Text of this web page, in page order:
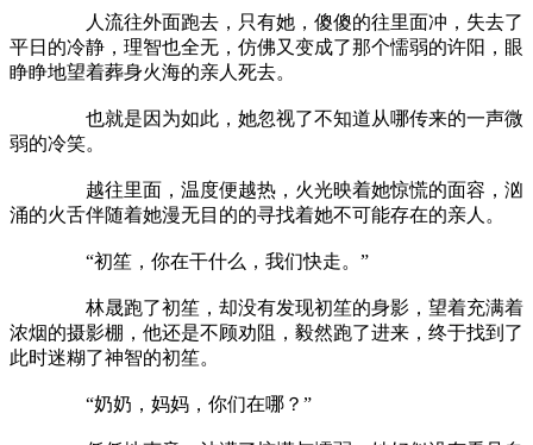
人流往外面跑去，只有她，傻傻的往里面冲，失去了
平日的冷静，理智也全无，仿佛又变成了那个懦弱的许阳，眼
睁睁地望着葬身火海的亲人死去。
也就是因为如此，她忽视了不知道从哪传来的一声微
弱的冷笑。
越往里面，温度便越热，火光映着她惊慌的面容，汹
涌的火舌伴随着她漫无目的的寻找着她不可能存在的亲人。
“初笙，你在干什么，我们快走。”
林晟跑了初笙，却没有发现初笙的身影，望着充满着
浓烟的摄影棚，他还是不顾劝阻，毅然跑了进来，终于找到了
此时迷糊了神智的初笙。
“奶奶，妈妈，你们在哪？”